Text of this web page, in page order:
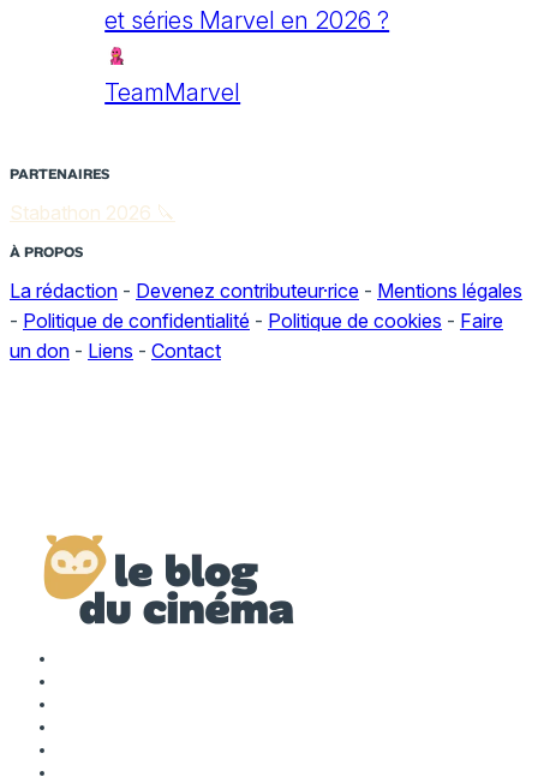
et séries Marvel en 2026 ?
TeamMarvel
PARTENAIRES
Stabathon 2026 🔪
À PROPOS
La rédaction - Devenez contributeur·rice - Mentions légales
- Politique de confidentialité - Politique de cookies - Faire
un don - Liens - Contact